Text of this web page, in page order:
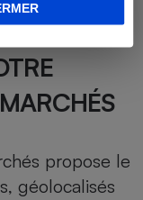
propose le
géolocalisés